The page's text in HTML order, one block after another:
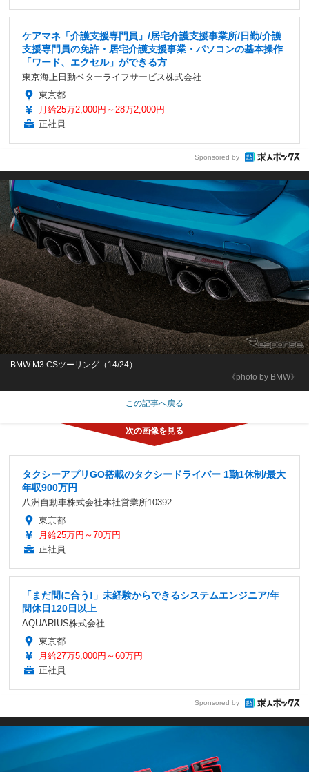
ケアマネ「介護支援専門員」/居宅介護支援事業所/日勤/介護
支援専門員の免許・居宅介護支援事業・パソコンの基本操作
「ワード、エクセル」ができる方
東京海上日動ベターライフサービス株式会社
東京都
月給25万2,000円～28万2,000円
正社員
Sponsored by
《photo by BMW》
BMW M3 CSツーリング（14/24）
この記事へ戻る
タクシーアプリGO搭載のタクシードライバー 1勤1休制/最大
年収900万円
八洲自動車株式会社本社営業所10392
東京都
月給25万円～70万円
正社員
「まだ間に合う!」未経験からできるシステムエンジニア/年
間休日120日以上
AQUARIUS株式会社
東京都
月給27万5,000円～60万円
正社員
Sponsored by